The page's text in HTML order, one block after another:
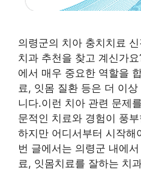
의령군의 치아 충치치료
치과 추천을 찾고 계신가
에서 매우 중요한 역할을
료, 잇몸 질환 등은 더 이
니다.이런 치아 관련 문제
문적인 치료와 경험이 풍
하지만 어디서부터 시작해
번 글에서는 의령군 내에
료, 잇몸치료를 잘하는 치